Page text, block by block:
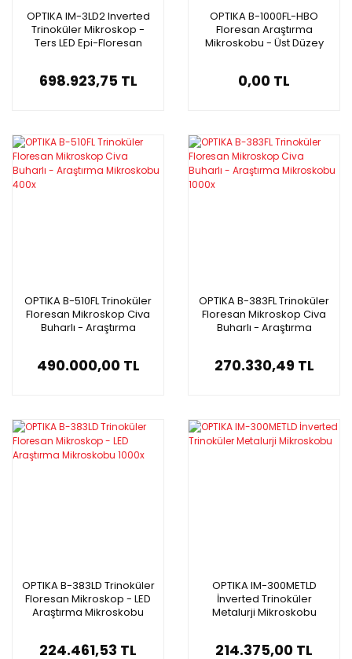
OPTIKA IM-3LD2 Inverted
Trinoküler Mikroskop -
Ters LED Epi-Floresan
698.923,75 TL
OPTIKA B-1000FL-HBO
Floresan Araştırma
Mikroskobu - Üst Düzey
0,00 TL
OPTIKA B-510FL Trinoküler
Floresan Mikroskop Civa
Buharlı - Araştırma
490.000,00 TL
OPTIKA B-383FL Trinoküler
Floresan Mikroskop Civa
Buharlı - Araştırma
270.330,49 TL
OPTIKA B-383LD Trinoküler
Floresan Mikroskop - LED
Araştırma Mikroskobu
224.461,53 TL
OPTIKA IM-300METLD
İnverted Trinoküler
Metalurji Mikroskobu
214.375,00 TL